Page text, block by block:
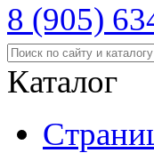
8 (905)
Каталог